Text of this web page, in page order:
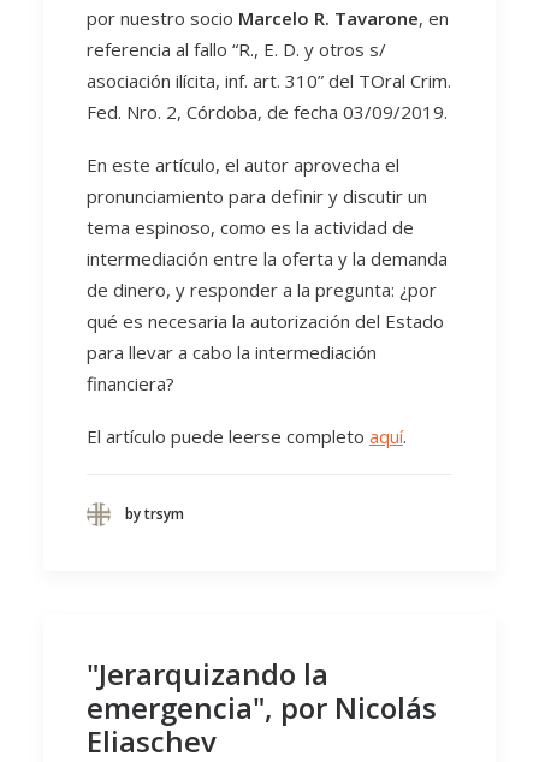
por nuestro socio Marcelo R. Tavarone, en
referencia al fallo “R., E. D. y otros s/
asociación ilícita, inf. art. 310” del TOral Crim.
Fed. Nro. 2, Córdoba, de fecha 03/09/2019.
En este artículo, el autor aprovecha el
pronunciamiento para definir y discutir un
tema espinoso, como es la actividad de
intermediación entre la oferta y la demanda
de dinero, y responder a la pregunta: ¿por
qué es necesaria la autorización del Estado
para llevar a cabo la intermediación
financiera?
El artículo puede leerse completo aquí.
by trsym
"Jerarquizando la
emergencia", por Nicolás
Eliaschev